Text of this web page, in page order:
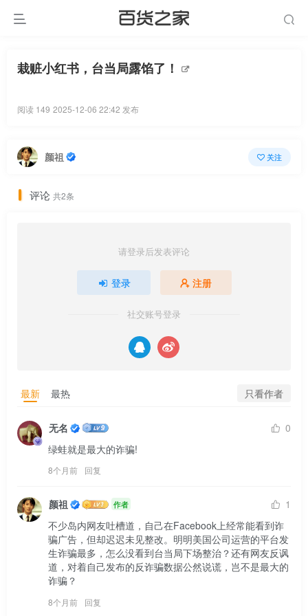
栽赃小红书，台当局露馅了！
阅读 149 2025-12-06 22:42 发布
颜祖 关注
评论 共2条
请登录后发表评论
登录 注册
社交账号登录
最新 最热 只看作者
无名
0
绿蛙就是最大的诈骗!
8个月前 回复
颜祖 作者
1
不少岛内网友吐槽道，自己在Facebook上经常能看到诈
骗广告，但却迟迟未见整改。明明美国公司运营的平台发
生诈骗最多，怎么没看到台当局下场整治？还有网友反讽
道，对着自己发布的反诈骗数据公然说谎，岂不是最大的
诈骗？
8个月前 回复